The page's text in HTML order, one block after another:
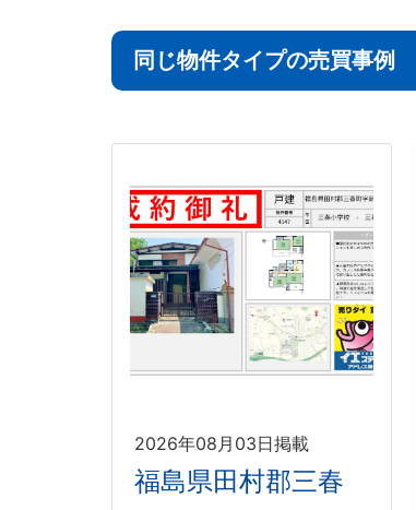
同じ物件タイプの売買事例
2026年08月03日掲載
福島県田村郡三春